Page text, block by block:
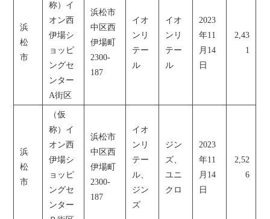
浜
松
市
称）イ
オン西
伊場シ
ョッピ
ングセ
ンター
A街区
浜松市
中区西
伊場町
2300-
187
イオ
ンリ
テー
ル
イオ
ンリ
テー
ル
2023
年11
月14
日
2,43
1
浜
松
市
（仮
称）イ
オン西
伊場シ
ョッピ
ングセ
ンター
浜松市
中区西
伊場町
2300-
187
イオ
ンリ
テー
ル、
ジン
ズ
ジン
ズ、
ユニ
クロ
2023
年11
月14
日
2,52
6